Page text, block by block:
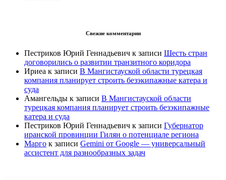
Свежие комментарии
Пестриков Юрий Геннадьевич к записи Шесть стран
договорились о развитии транзитного коридора
Ириеа к записи В Мангистауской области турецкая
компания планирует строить безэкипажные катера и
суда
Амангельды к записи В Мангистауской области
турецкая компания планирует строить безэкипажные
катера и суда
Пестриков Юрий Геннадьевич к записи Губернатор
иранской провинции Гилян о потенциале региона
Марго к записи Gemini от Google — универсальный
ассистент для разнообразных задач